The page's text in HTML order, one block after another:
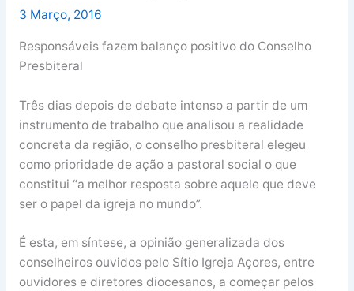
3 Março, 2016
Responsáveis fazem balanço positivo do Conselho
Presbiteral
Três dias depois de debate intenso a partir de um
instrumento de trabalho que analisou a realidade
concreta da região, o conselho presbiteral elegeu
como prioridade de ação a pastoral social o que
constitui “a melhor resposta sobre aquele que deve
ser o papel da igreja no mundo”.
É esta, em síntese, a opinião generalizada dos
conselheiros ouvidos pelo Sítio Igreja Açores, entre
ouvidores e diretores diocesanos, a começar pelos